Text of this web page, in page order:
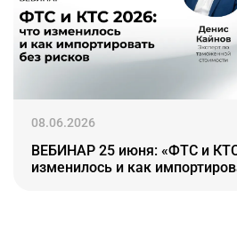
08.06.2026
ВЕБИНАР 25 июня: «ФТС и
изменилось и как